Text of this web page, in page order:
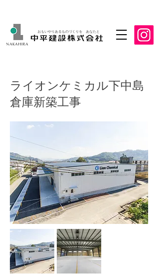
おもいやりあるものづくりを あなたと
ライオンケミカル下中島
倉庫新築工事